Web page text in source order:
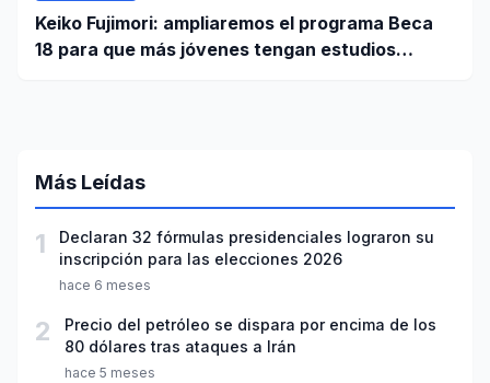
Keiko Fujimori: ampliaremos el programa Beca
18 para que más jóvenes tengan estudios
Más Leídas
1
Declaran 32 fórmulas presidenciales lograron su
inscripción para las elecciones 2026
hace 6 meses
2
Precio del petróleo se dispara por encima de los
80 dólares tras ataques a Irán
hace 5 meses